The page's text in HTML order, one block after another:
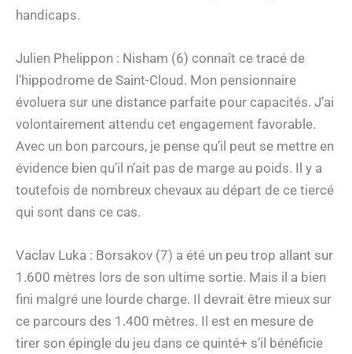
handicaps.
Julien Phelippon : Nisham (6) connaît ce tracé de
l’hippodrome de Saint-Cloud. Mon pensionnaire
évoluera sur une distance parfaite pour capacités. J’ai
volontairement attendu cet engagement favorable.
Avec un bon parcours, je pense qu’il peut se mettre en
évidence bien qu’il n’ait pas de marge au poids. Il y a
toutefois de nombreux chevaux au départ de ce tiercé
qui sont dans ce cas.
Vaclav Luka : Borsakov (7) a été un peu trop allant sur
1.600 mètres lors de son ultime sortie. Mais il a bien
fini malgré une lourde charge. Il devrait être mieux sur
ce parcours des 1.400 mètres. Il est en mesure de
tirer son épingle du jeu dans ce quinté+ s’il bénéficie